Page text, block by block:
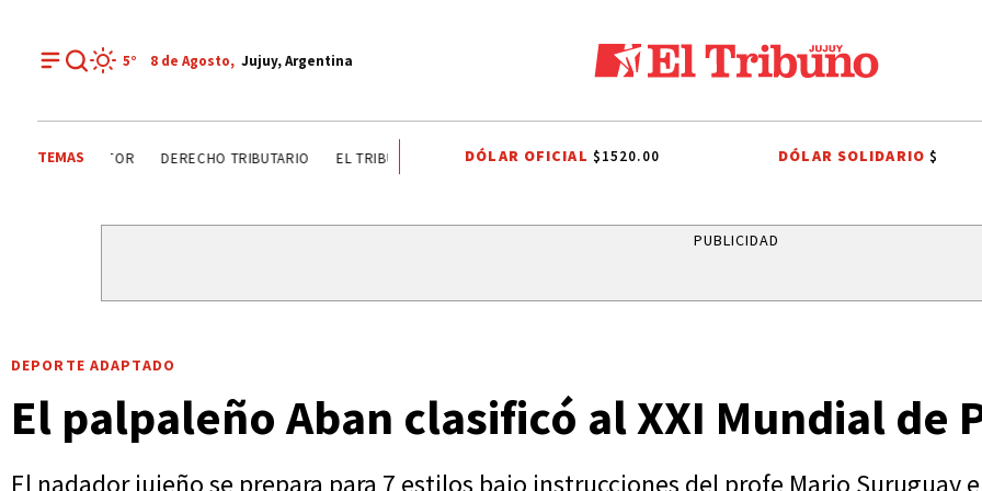
5° 8 de Agosto, Jujuy, Argentina
TEMAS DÍA DEL INGENIERO AGRÓNOMO ANALIZAN SECTOR DERECHO TRIBUTARIO EL TRIBUNO POR LOS BARRIOS ONDA ESTUDIANTIL
DÓLAR OFICIAL $1520.00 DÓLAR SOLIDARIO$
PUBLICIDAD
DEPORTE ADAPTADO
El palpaleño Aban clasificó al XXI Mundial de
El nadador jujeño se prepara para 7 estilos bajo instrucciones del profe Mario Suruguay